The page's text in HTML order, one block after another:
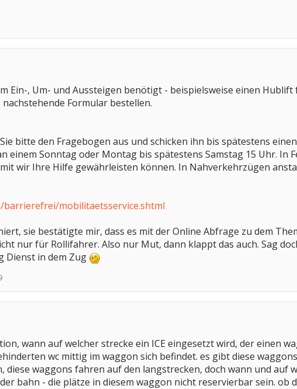
Ein-, Um- und Aussteigen benötigt - beispielsweise einen
Formular bestellen.
bitte den Fragebogen aus und schicken ihn bis spätestens
einem Sonntag oder Montag bis spätestens Samstag 15 Uhr.
wir Ihre Hilfe gewährleisten können. In Nahverkehrzügen
mobilitaetsservice.shtml
sie bestätigte mir, dass es mit der Online Abfrage zu dem
nur für Rollifahrer. Also nur Mut, dann klappt das auch. Sag
Dienst in dem Zug
wann auf welcher strecke ein ICE eingesetzt wird, der einen
wc mittig im waggon sich befindet. es gibt diese
diese waggons fahren auf den langstrecken, doch wann und auf
bahn - die plätze in diesem waggon nicht reservierbar sein. ob